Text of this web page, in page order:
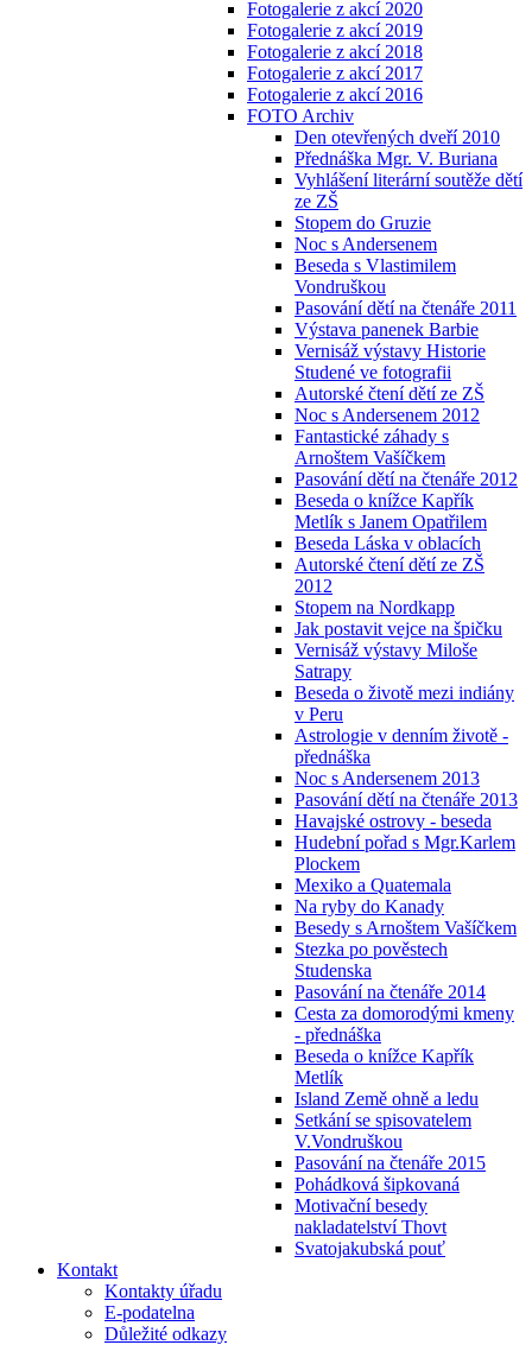
Fotogalerie z akcí 2020
Fotogalerie z akcí 2019
Fotogalerie z akcí 2018
Fotogalerie z akcí 2017
Fotogalerie z akcí 2016
FOTO Archiv
Den otevřených dveří 2010
Přednáška Mgr. V. Buriana
Vyhlášení literární soutěže dětí
ze ZŠ
Stopem do Gruzie
Noc s Andersenem
Beseda s Vlastimilem
Vondruškou
Pasování dětí na čtenáře 2011
Výstava panenek Barbie
Vernisáž výstavy Historie
Studené ve fotografii
Autorské čtení dětí ze ZŠ
Noc s Andersenem 2012
Fantastické záhady s
Arnoštem Vašíčkem
Pasování dětí na čtenáře 2012
Beseda o knížce Kapřík
Metlík s Janem Opatřilem
Beseda Láska v oblacích
Autorské čtení dětí ze ZŠ
2012
Stopem na Nordkapp
Jak postavit vejce na špičku
Vernisáž výstavy Miloše
Satrapy
Beseda o životě mezi indiány
v Peru
Astrologie v denním životě -
přednáška
Noc s Andersenem 2013
Pasování dětí na čtenáře 2013
Havajské ostrovy - beseda
Hudební pořad s Mgr.Karlem
Plockem
Mexiko a Quatemala
Na ryby do Kanady
Besedy s Arnoštem Vašíčkem
Stezka po pověstech
Studenska
Pasování na čtenáře 2014
Cesta za domorodými kmeny
- přednáška
Beseda o knížce Kapřík
Metlík
Island Země ohně a ledu
Setkání se spisovatelem
V.Vondruškou
Pasování na čtenáře 2015
Pohádková šipkovaná
Motivační besedy
nakladatelství Thovt
Svatojakubská pouť
Kontakt
Kontakty úřadu
E-podatelna
Důležité odkazy